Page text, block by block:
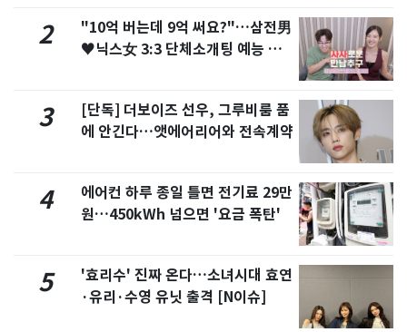
2
"10억 버는데 9억 써요?"…삼전男
♥닉스女 3:3 단체소개팅 예능 화
3
[단독] 더보이즈 선우, 그루비룸 품
에 안긴다…앳에어리어와 전속계약
4
에어컨 하루 종일 틀면 전기료 29만
원…450kWh 넘으면 '요금 폭탄'
5
'효리수' 진짜 온다…소녀시대 효연
·유리·수영 유닛 출격 [N이슈]